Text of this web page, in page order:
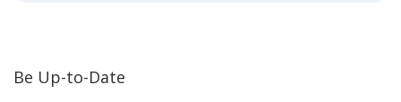
Be Up-to-Date